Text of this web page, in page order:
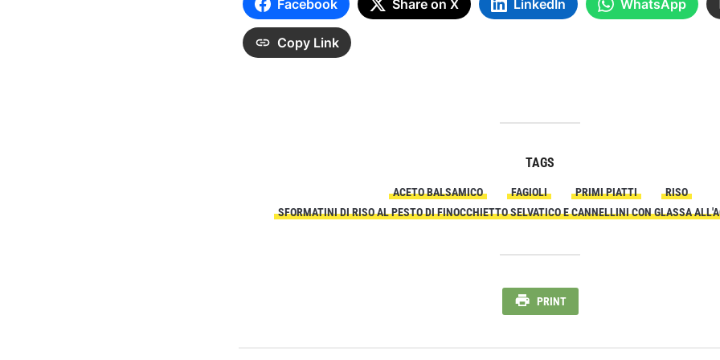
Facebook Share on X LinkedIn WhatsApp
Copy Link
TAGS
ACETO BALSAMICO FAGIOLI PRIMI PIATTI
RISO
SFORMATINI DI RISO AL PESTO DI FINOCCHIETTO SELVATICO E CANNELLINI CON GLASSA
PRINT